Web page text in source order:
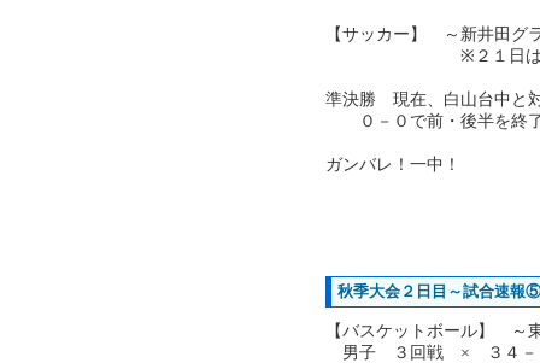
【サッカー】 ～新井田グ
※２１日は東運動
準決勝 現在、白山台中と
０－０で前・後半を終了
ガンバレ！一中！
秋季大会２日目～試合速報⑤
【バスケットボール】 ～
男子 ３回戦 × ３４－